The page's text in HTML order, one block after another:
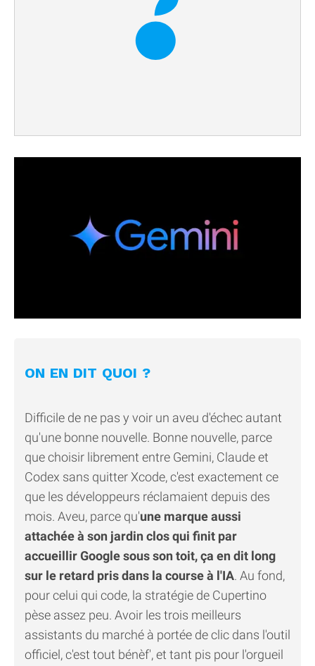
ON EN DIT QUOI ?
Difficile de ne pas y voir un aveu d'échec autant
qu'une bonne nouvelle. Bonne nouvelle, parce
que choisir librement entre Gemini, Claude et
Codex sans quitter Xcode, c'est exactement ce
que les développeurs réclamaient depuis des
mois. Aveu, parce qu'une marque aussi
attachée à son jardin clos qui finit par
accueillir Google sous son toit, ça en dit long
sur le retard pris dans la course à l'IA. Au fond,
pour celui qui code, la stratégie de Cupertino
pèse assez peu. Avoir les trois meilleurs
assistants du marché à portée de clic dans l'outil
officiel, c'est tout bénèf', et tant pis pour l'orgueil